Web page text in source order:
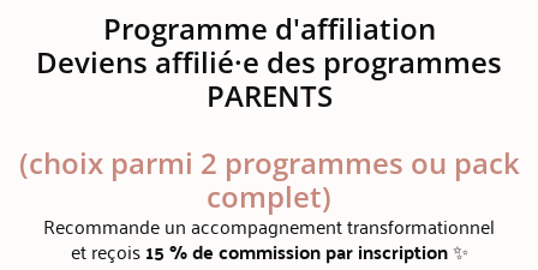
Programme d'affiliation
Deviens affilié·e des programmes
PARENTS
(choix parmi 2 programmes ou pack
complet)
Recommande un accompagnement transformationnel
et reçois15 % de commission par inscription✨